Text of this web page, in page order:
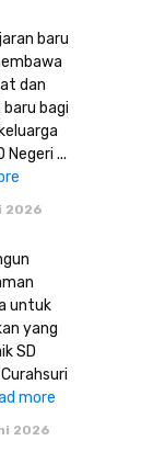
baru
dan
baru bagi
Negeri ...
2026
untuk
yang
SD
more
2026